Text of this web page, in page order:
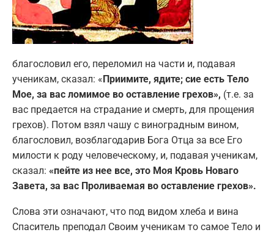
благословил его, переломил на части и, подавая
ученикам, сказал: «Приимите, ядите; сие есть Тело
Мое, за вас ломимое во оставление грехов», (т.е. за
вас предается на страдание и смерть, для прощения
грехов). Потом взял чашу с виноградным вином,
благословил, возблагодарив Бога Отца за все Его
милости к роду человеческому, и, подавая ученикам,
сказал: «пейте из нее все, это Моя Кровь Новаго
Завета, за вас Проливаемая во оставление грехов».
Слова эти означают, что под видом хлеба и вина
Спаситель преподал Своим ученикам то самое Тело и